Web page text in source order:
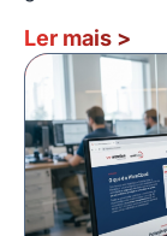
Ler mais >